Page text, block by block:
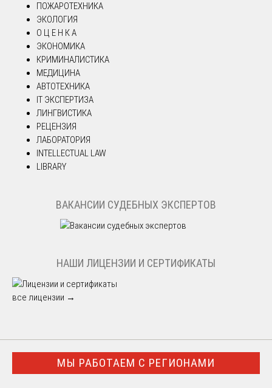
ПОЖАРОТЕХНИКА
ЭКОЛОГИЯ
О Ц Е Н К А
ЭКОНОМИКА
КРИМИНАЛИСТИКА
МЕДИЦИНА
АВТОТЕХНИКА
IT ЭКСПЕРТИЗА
ЛИНГВИСТИКА
РЕЦЕНЗИЯ
ЛАБОРАТОРИЯ
INTELLECTUAL LAW
LIBRARY
ВАКАНСИИ СУДЕБНЫХ ЭКСПЕРТОВ
НАШИ ЛИЦЕНЗИИ И СЕРТИФИКАТЫ
все лицензии →
МЫ РАБОТАЕМ С РЕГИОНАМИ